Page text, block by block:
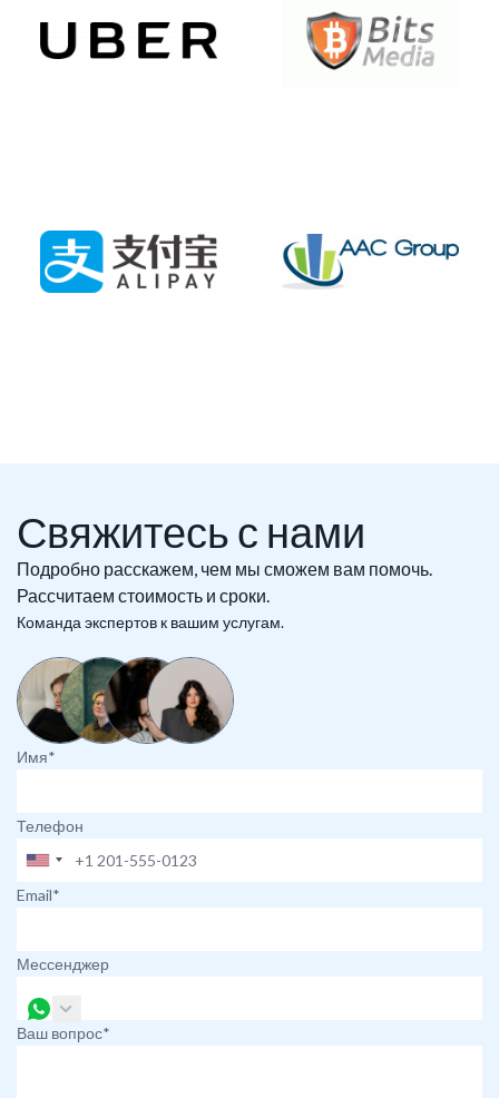
Свяжитесь с нами
Подробно расскажем, чем мы сможем вам помочь.
Рассчитаем стоимость и сроки.
Команда экспертов к вашим услугам.
Имя*
Телефон
Email*
Мессенджер
Ваш вопрос*